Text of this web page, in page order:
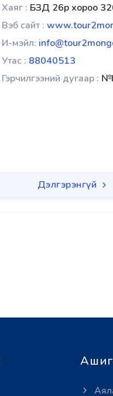
Хаяг : БЗД 26р хороо
Вэб сайт :
И-мэйл:
Утас : 88040513
Гэрчилгээний дугаар :
Дэлгэрэнгүй